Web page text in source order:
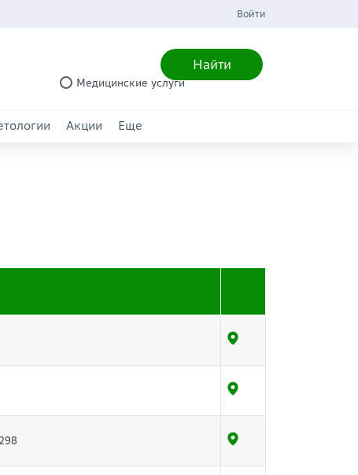
Войти
Найти
Медицинские услуги
Акции Еще